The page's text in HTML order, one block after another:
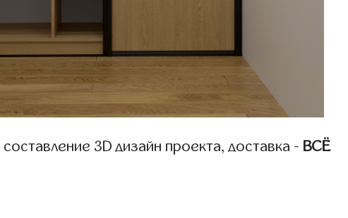
3D дизайн проекта, доставка - ВСЁ